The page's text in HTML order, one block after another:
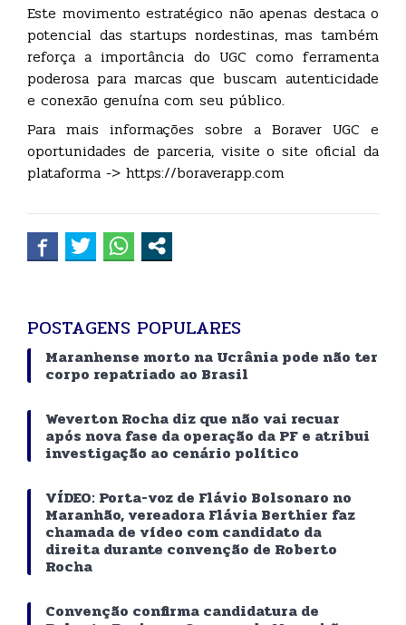
Este movimento estratégico não apenas destaca o
potencial das startups nordestinas, mas também
reforça a importância do UGC como ferramenta
poderosa para marcas que buscam autenticidade
e conexão genuína com seu público.
Para mais informações sobre a Boraver UGC e
oportunidades de parceria, visite o site oficial da
plataforma -> https://boraverapp.com
POSTAGENS POPULARES
Maranhense morto na Ucrânia pode não ter
corpo repatriado ao Brasil
Weverton Rocha diz que não vai recuar
após nova fase da operação da PF e atribui
investigação ao cenário político
VÍDEO: Porta-voz de Flávio Bolsonaro no
Maranhão, vereadora Flávia Berthier faz
chamada de vídeo com candidato da
direita durante convenção de Roberto
Rocha
Convenção confirma candidatura de